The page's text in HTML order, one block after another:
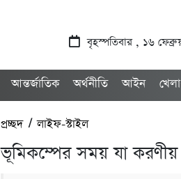
বৃহস্পতিবার , ১৬
আন্তর্জাতিক অর্থনীতি আইন
প্রচ্ছদ/লাইফ-স্টাইল
ভূমিকম্পের সময় যা করণীয়